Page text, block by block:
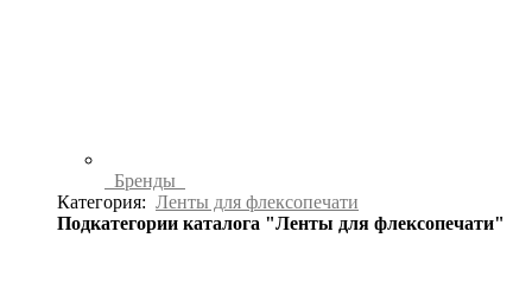
Бренды
Категория: Ленты для флексопечати
Подкатегории каталога "Ленты для флексопечати"